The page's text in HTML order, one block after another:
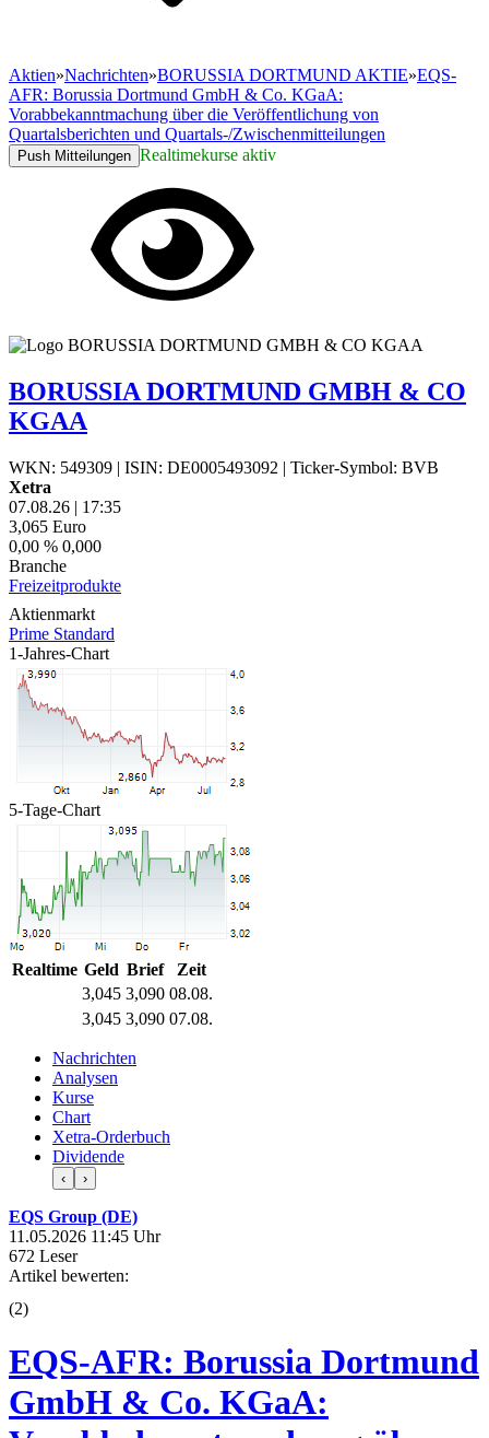
Aktien»Nachrichten»BORUSSIA DORTMUND AKTIE»EQS-
AFR: Borussia Dortmund GmbH & Co. KGaA:
Vorabbekanntmachung über die Veröffentlichung von
Quartalsberichten und Quartals-/Zwischenmitteilungen
Push Mitteilungen Realtimekurse aktiv
BORUSSIA DORTMUND GMBH & CO
KGAA
WKN: 549309 | ISIN: DE0005493092 | Ticker-Symbol: BVB
Xetra
07.08.26 | 17:35
3,065 Euro
0,00 % 0,000
Branche
Freizeitprodukte
Aktienmarkt
Prime Standard
1-Jahres-Chart
5-Tage-Chart
Realtime Geld Brief
Zeit
3,045 3,090 08.08.
3,045 3,090 07.08.
Nachrichten
Analysen
Kurse
Chart
Xetra-Orderbuch
Dividende
‹ ›
EQS Group (DE)
11.05.2026 11:45 Uhr
672 Leser
Artikel bewerten:
(2)
EQS-AFR: Borussia Dortmund
GmbH & Co. KGaA: